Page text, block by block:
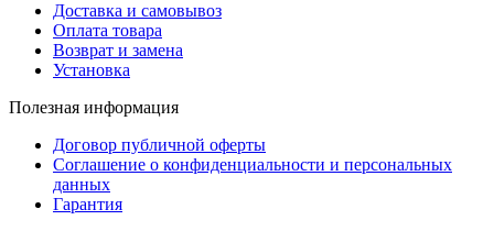
Доставка и самовывоз
Оплата товара
Возврат и замена
Установка
Полезная информация
Договор публичной оферты
Соглашение о конфиденциальности и персональных
данных
Гарантия